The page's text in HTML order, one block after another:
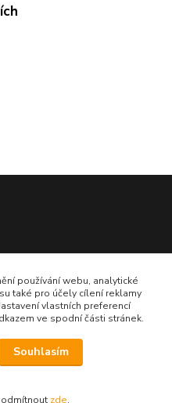
používání webu, analytické
také pro účely cílení reklamy
vlastních preferencí
ve spodní části stránek.
Souhlasím
zde.